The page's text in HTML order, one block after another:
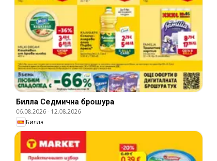
Билла Cедмична брошура
06.08.2026- 12.08.2026
Билла